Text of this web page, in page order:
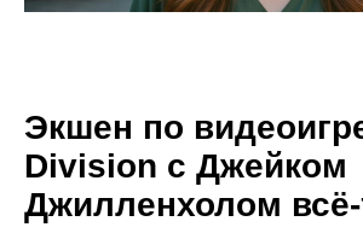
Экшен по
Division с Джейком
Джилленхолом всё-